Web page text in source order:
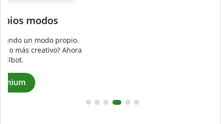
Evita
Garantiza textos totalmente originales con el detector de
plagio. Analiza tu trabajo en segundos e identifica citas